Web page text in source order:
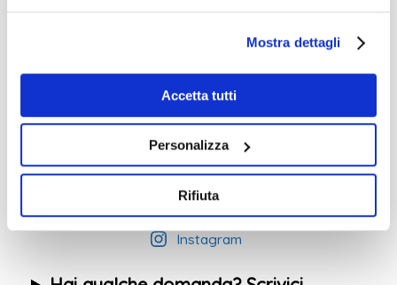
Mostra dettagli
Accetta tutti
Personalizza
Rifiuta
Eventi
Segui la nostra pagina instagram per
restare informata/o su tutte le attività!
Instagram